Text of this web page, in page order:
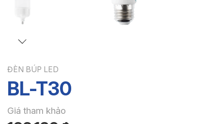
ĐÈN BÚP LED
BL-T30
Giá tham khảo